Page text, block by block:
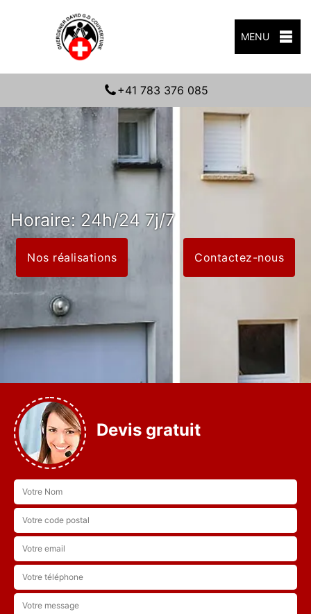
MENU
+41 783 376 085
Horaire: 24h/24 7j/7
Nos réalisations Contactez-nous
Devis gratuit